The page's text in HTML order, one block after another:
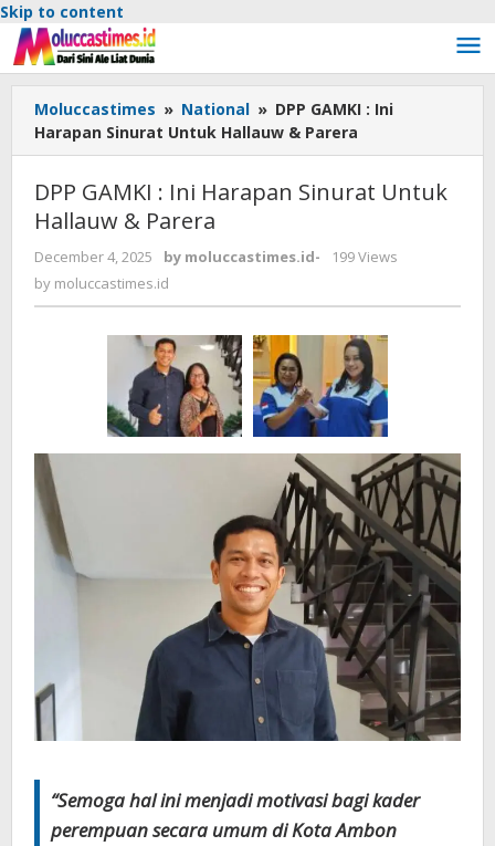
Skip to content
Moluccastimes » National » DPP GAMKI : Ini
Harapan Sinurat Untuk Hallauw & Parera
DPP GAMKI : Ini Harapan Sinurat Untuk
Hallauw & Parera
December 4, 2025 by moluccastimes.id-
199 Views
by moluccastimes.id
“Semoga hal ini menjadi motivasi bagi kader
perempuan secara umum di Kota Ambon